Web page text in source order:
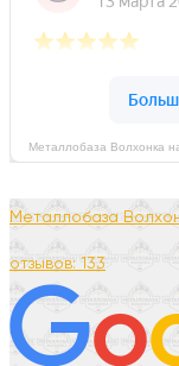
Металлобаза
отзывов: 133